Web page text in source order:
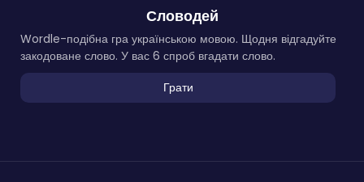
Словодей
Wordle-подібна гра українською мовою. Щодня відгадуйте
закодоване слово. У вас 6 спроб вгадати слово.
Грати